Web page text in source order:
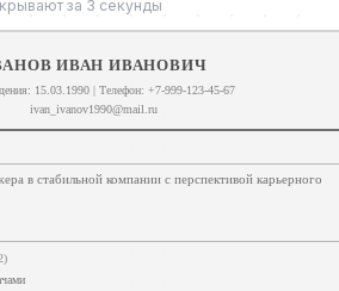
за 3 секунды
ИВАН ИВАНОВИЧ
15.03.1990 | Телефон: +7-999-123-45-67
ivan_ivanov1990@mail.ru
в стабильной компании с перспективой карьерного